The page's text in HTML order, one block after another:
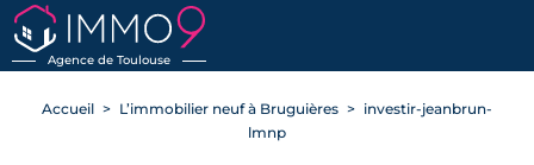
Agence de Toulouse
RETOUR
Accueil L’immobilier neuf à Bruguières
investir-jeanbrun-
lmnp